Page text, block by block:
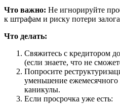
Что важно: Не игнорируйте
к штрафам и риску потери
Что делать:
Свяжитесь с кредитором
(если знаете, что не
Попросите
уменьшение
каникулы.
Если просрочка уже есть: